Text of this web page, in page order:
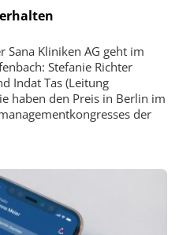
Sana Kliniken AG geht im
Stefanie Richter
Indat Tas (Leitung
haben den Preis in Berlin im
der